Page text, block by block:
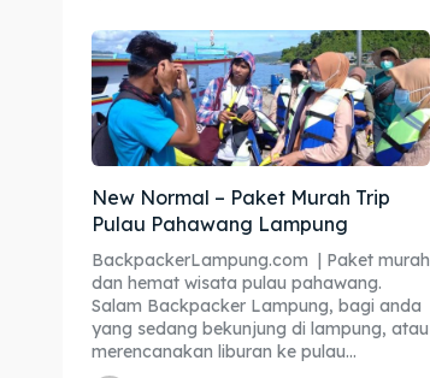
New Normal – Paket Murah Trip
Pulau Pahawang Lampung
BackpackerLampung.com | Paket murah
dan hemat wisata pulau pahawang.
Salam Backpacker Lampung, bagi anda
yang sedang bekunjung di lampung, atau
merencanakan liburan ke pulau...